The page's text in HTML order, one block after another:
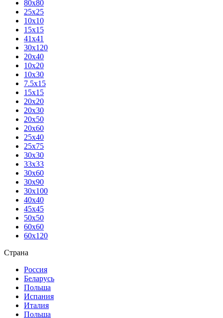
80х80
25x25
10х10
15х15
41х41
30х120
20х40
10х20
10х30
7.5х15
15х15
20х20
20х30
20х50
20х60
25х40
25х75
30х30
33х33
30х60
30х90
30х100
40х40
45х45
50х50
60х60
60х120
Страна
Россия
Беларусь
Польша
Испания
Италия
Польша